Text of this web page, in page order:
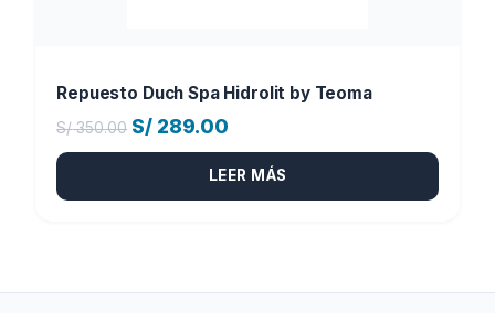
Repuesto Duch Spa Hidrolit by Teoma
S/350.00 El
precio
S/ 289.00
precio
actual
LEER MÁS